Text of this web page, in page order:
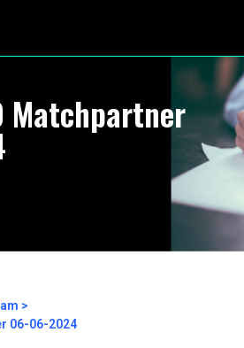
Matchpartner
06-06-2024